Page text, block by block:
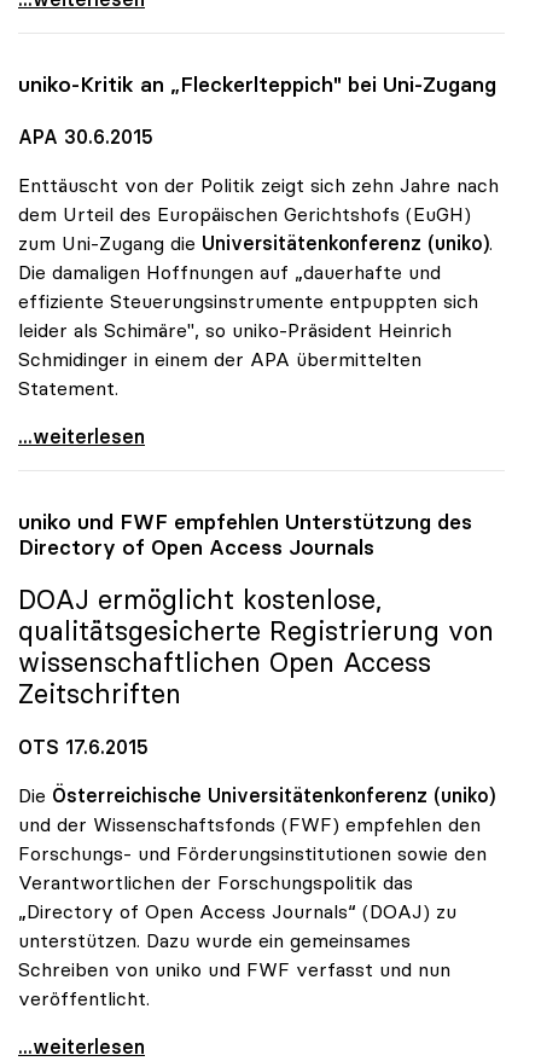
uniko-Kritik an „Fleckerlteppich" bei Uni-Zugang
APA 30.6.2015
Enttäuscht von der Politik zeigt sich zehn Jahre nach
dem Urteil des Europäischen Gerichtshofs (EuGH)
zum Uni-Zugang die Universitätenkonferenz (uniko).
Die damaligen Hoffnungen auf „dauerhafte und
effiziente Steuerungsinstrumente entpuppten sich
leider als Schimäre", so uniko-Präsident Heinrich
Schmidinger in einem der APA übermittelten
Statement.
uniko-Kritik an „Fleckerlteppich\" bei Uni-Zugang
...weiterlesen
uniko und FWF empfehlen Unterstützung des
Directory of Open Access Journals
DOAJ ermöglicht kostenlose,
qualitätsgesicherte Registrierung von
wissenschaftlichen Open Access
Zeitschriften
OTS 17.6.2015
Die Österreichische Universitätenkonferenz (uniko)
und der Wissenschaftsfonds (FWF) empfehlen den
Forschungs- und Förderungsinstitutionen sowie den
Verantwortlichen der Forschungspolitik das
„Directory of Open Access Journals“ (DOAJ) zu
unterstützen. Dazu wurde ein gemeinsames
Schreiben von uniko und FWF verfasst und nun
veröffentlicht.
uniko und FWF empfehlen Unterstützung des
...weiterlesen